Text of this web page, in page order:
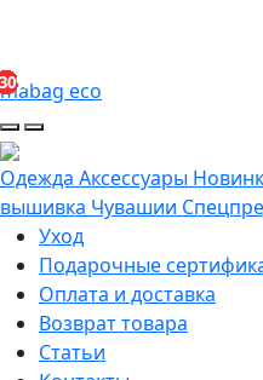
mabag eco
Одежда Аксессуары
вышивка Чувашии
Уход
Подарочные
Оплата и доставка
Возврат товара
Статьи